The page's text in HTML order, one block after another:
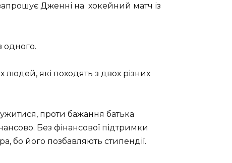
Дженні на хокейний матч із
одного.
людей, які походять з двох різних
проти бажання батька
Без фінансової підтримки
бо його позбавляють стипендії.